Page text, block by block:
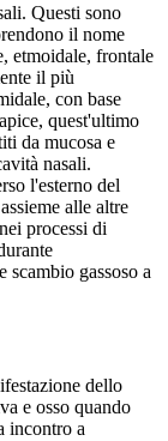
Questi sono
il nome
etmoidale, frontale
il più
con base
quest'ultimo
da mucosa e
nasali.
l'esterno del
alle altre
processi di
gassoso a
dello
e osso quando
incontro a